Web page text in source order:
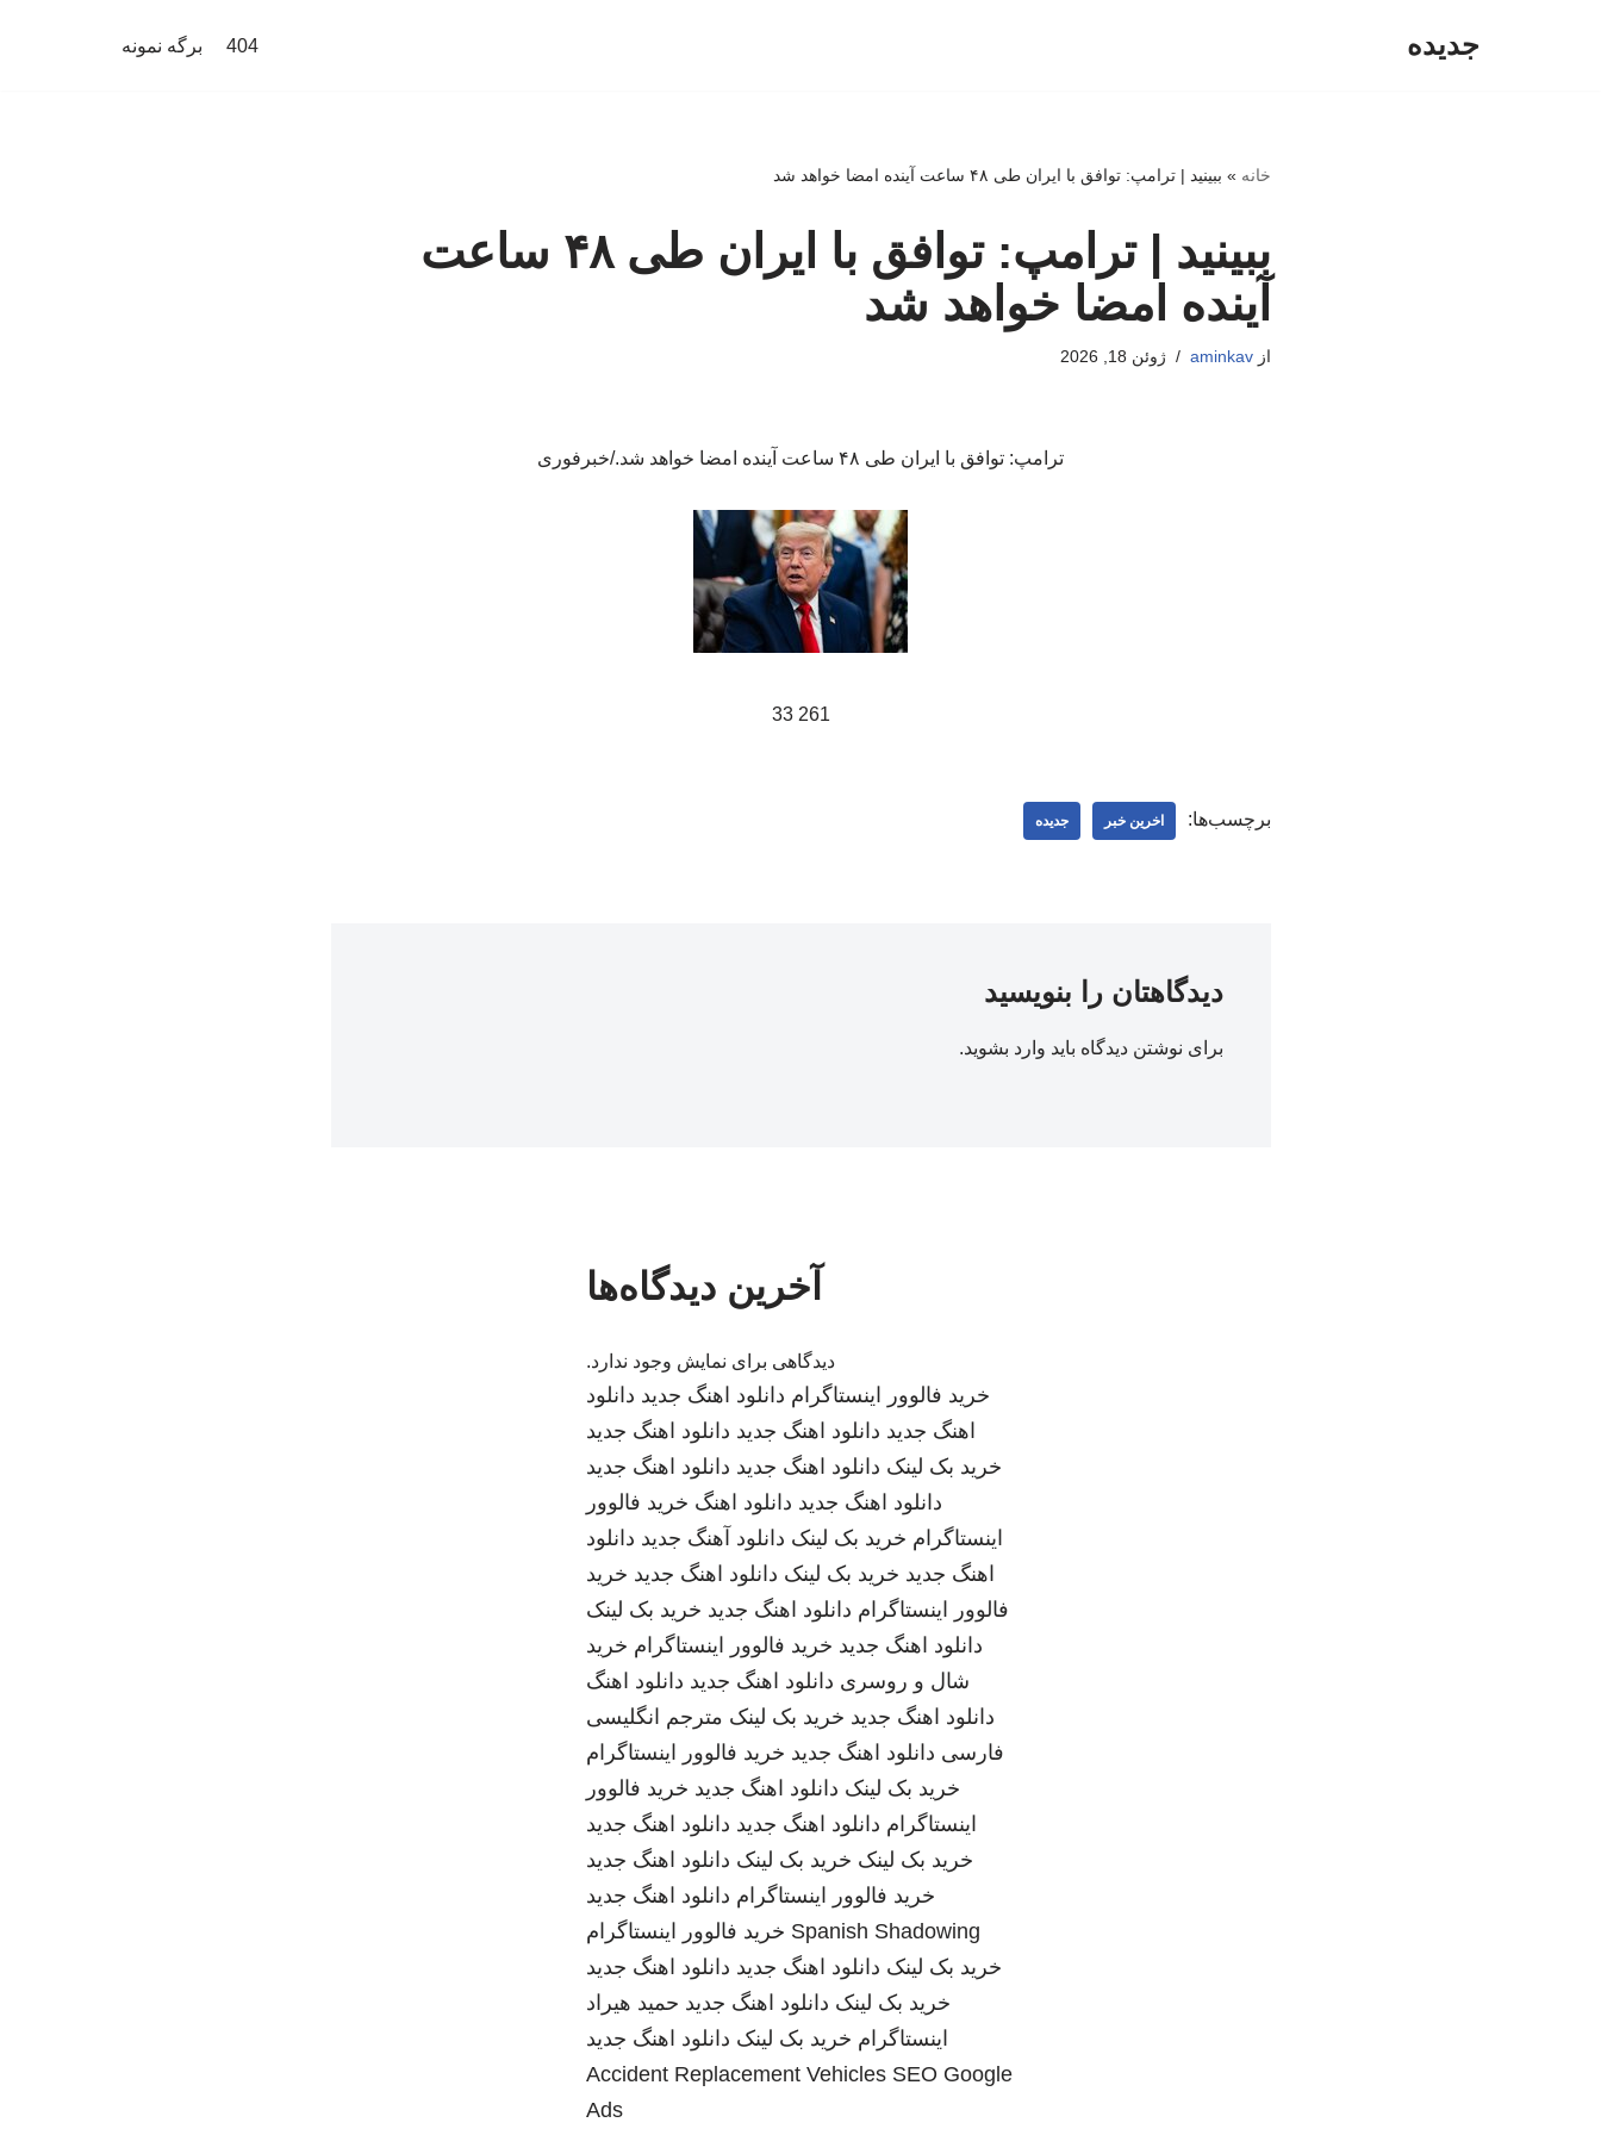
جدیده 404 برگه نمونه
خانه » ببینید | ترامپ: توافق با ایران طی ۴۸ ساعت آینده امضا خواهد شد
ببینید | ترامپ: توافق با ایران طی ۴۸ ساعت
آینده امضا خواهد شد
ازaminkav ژوئن 18, 2026
ترامپ: توافق با ایران طی ۴۸ ساعت آینده امضا خواهد شد./خبرفوری
261 33
برچسب‌ها: اخرین خبر جدیده
دیدگاهتان را بنویسید
برای نوشتن دیدگاه باید وارد بشوید.
آخرین دیدگاه‌ها
دیدگاهی برای نمایش وجود ندارد.
خرید فالوور اینستاگرام دانلود اهنگ جدید دانلود
اهنگ جدید دانلود اهنگ جدید دانلود اهنگ جدید
خرید بک لینک دانلود اهنگ جدید دانلود اهنگ جدید
دانلود اهنگ جدید دانلود اهنگ خرید فالوور
اینستاگرام خرید بک لینک دانلود آهنگ جدید دانلود
اهنگ جدید خرید بک لینک دانلود اهنگ جدید خرید
فالوور اینستاگرام دانلود اهنگ جدید خرید بک لینک
دانلود اهنگ جدید خرید فالوور اینستاگرام خرید
شال و روسری دانلود اهنگ جدید دانلود اهنگ
دانلود اهنگ جدید خرید بک لینک مترجم انگلیسی
فارسی دانلود اهنگ جدید خرید فالوور اینستاگرام
خرید بک لینک دانلود اهنگ جدید خرید فالوور
اینستاگرام دانلود اهنگ جدید دانلود اهنگ جدید
خرید بک لینک خرید بک لینک دانلود اهنگ جدید
خرید فالوور اینستاگرام دانلود اهنگ جدید
Spanish Shadowing خرید فالوور اینستاگرام
خرید بک لینک دانلود اهنگ جدید دانلود اهنگ جدید
خرید بک لینک دانلود اهنگ جدید حمید هیراد
اینستاگرام خرید بک لینک دانلود اهنگ جدید
Accident Replacement Vehicles SEO Google
Ads